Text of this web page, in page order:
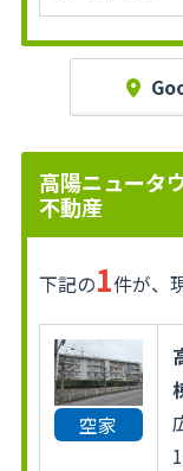
高陽ニュータ
不動産
下記の1件が、
空家